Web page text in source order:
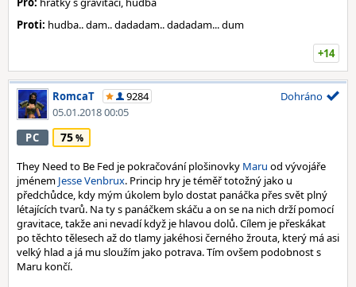
Proti: hudba.. dam.. dadadam.. dadadam... dum
+14
RomcaT
9284
05.01.2018 00:05
Dohráno
PC 75
They Need to Be Fed je pokračování plošinovky Maru od vývojáře
jménem Jesse Venbrux. Princip hry je téměř totožný jako u
předchůdce, kdy mým úkolem bylo dostat panáčka přes svět plný
létajících tvarů. Na ty s panáčkem skáču a on se na nich drží pomocí
gravitace, takže ani nevadí když je hlavou dolů. Cílem je přeskákat
po těchto tělesech až do tlamy jakéhosi černého žrouta, který má asi
velký hlad a já mu sloužím jako potrava. Tím ovšem podobnost s
Maru končí.